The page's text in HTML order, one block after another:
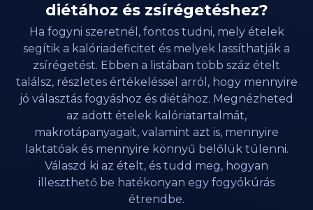
diétához és zsírégetéshez?
Ha fogyni szeretnél, fontos tudni, mely ételek
segítik a kalóriadeficitet és melyek lassíthatják a
zsírégetést. Ebben a listában több száz ételt
találsz, részletes értékeléssel arról, hogy mennyire
jó választás fogyáshoz és diétához. Megnézheted
az adott ételek kalóriatartalmát,
makrotápanyagait, valamint azt is, mennyire
laktatóak és mennyire könnyű belőlük túlenni.
Válaszd ki az ételt, és tudd meg, hogyan
illeszthető be hatékonyan egy fogyókúrás
étrendbe.